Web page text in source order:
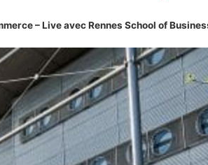
– Live avec Rennes School of